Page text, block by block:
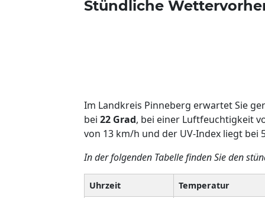
Stündliche
Im Landkreis Pinneberg erwartet Sie
bei 22 Grad, bei einer Luftfeuchtigkeit
von 13 km/h und der UV-Index liegt bei
In der folgenden Tabelle finden Sie den
Uhrzeit
Temperatur